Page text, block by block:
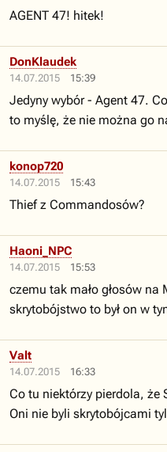
AGENT 47! hitek!
14.07.2015 15:39
DonKlaudek
Jedyny wybór - Agent 47.
to myślę, że nie można go
14.07.2015 15:43
konop720
Thief z Commandosów?
14.07.2015 15:53
Haoni_NPC
czemu tak mało głosów
skrytobójstwo to był on w
14.07.2015 16:33
Valt
Co tu niektórzy pierdola, że
Oni nie byli skrytobójcami